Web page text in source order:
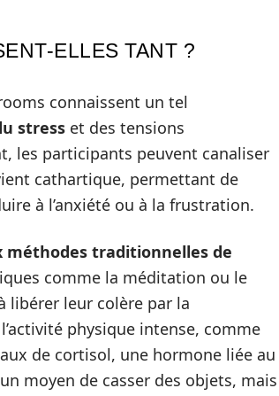
ELLES TANT ?
connaissent un tel
stress et des tensions
les participants peuvent canaliser
cathartique, permettant de
à l’anxiété ou à la frustration.
traditionnelles de
comme la méditation ou le
libérer leur colère par la
physique intense, comme
de cortisol, une hormone liée au
moyen de casser des objets, mais